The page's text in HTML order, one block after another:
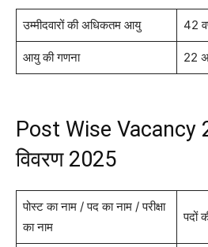
उम्मीदवारों की अधिकतम आयु 42
आयु की गणना 22
Post Wise Vacancy
विवरण 2025
पोस्ट का नाम / पद का नाम / परीक्षा
का नाम
पदों